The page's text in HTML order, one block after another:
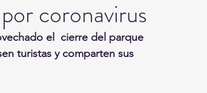
Tecnología
Fragmentos de la Historia
coronavirus
el  cierre del parque
turistas y comparten sus